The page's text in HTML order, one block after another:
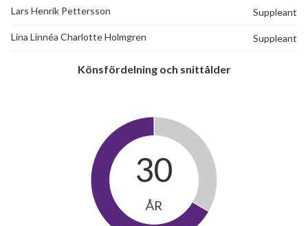
Lars Henrik Pettersson Suppleant
Lina Linnéa Charlotte Holmgren Suppleant
Könsfördelning och snittålder
30
ÅR